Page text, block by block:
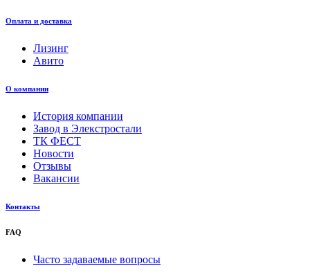
Оплата и доставка
Лизинг
Авито
О компании
История компании
Завод в Элекстростали
ТК ФЕСТ
Новости
Отзывы
Вакансии
Контакты
FAQ
Часто задаваемые вопросы